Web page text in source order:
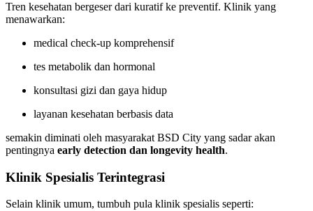
Tren kesehatan bergeser dari kuratif ke preventif. Klinik yang
menawarkan:
medical check-up komprehensif
tes metabolik dan hormonal
konsultasi gizi dan gaya hidup
layanan kesehatan berbasis data
semakin diminati oleh masyarakat BSD City yang sadar akan
pentingnya early detection dan longevity health.
Klinik Spesialis Terintegrasi
Selain klinik umum, tumbuh pula klinik spesialis seperti: